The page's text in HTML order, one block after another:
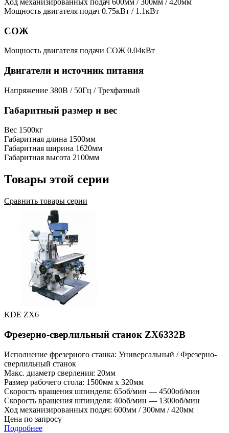
Ход механизированных подач 600мм / 300мм / 420мм
Мощность двигателя подач 0.75кВт / 1.1кВт
СОЖ
Мощность двигателя подачи СОЖ 0.04кВт
Двигатели и источник питания
Напряжение 380В / 50Гц / Трехфазный
Габаритный размер и вес
Вес 1500кг
Габаритная длина 1500мм
Габаритная ширина 1620мм
Габаритная высота 2100мм
Товары этой серии
Сравнить товары серии
KDE ZX6
Фрезерно-сверлильный станок ZX6332B
Исполнение фрезерного станка: Универсальный / Фрезерно-
сверлильный станок
Макс. диаметр сверления: 20мм
Размер рабочего стола: 1500мм x 320мм
Скорость вращения шпинделя: 65об/мин — 4500об/мин
Скорость вращения шпинделя: 40об/мин — 1300об/мин
Ход механизированных подач: 600мм / 300мм / 420мм
Цена по запросу
Подробнее